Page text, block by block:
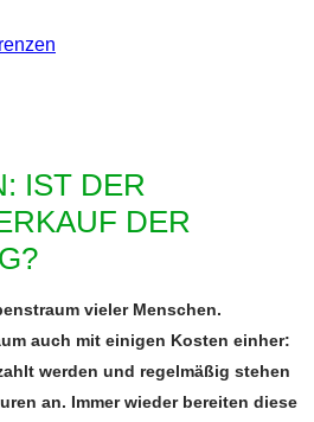
IST DER
DER
vieler Menschen.
auch mit einigen Kosten einher:
werden und regelmäßig stehen
an. Immer wieder bereiten diese